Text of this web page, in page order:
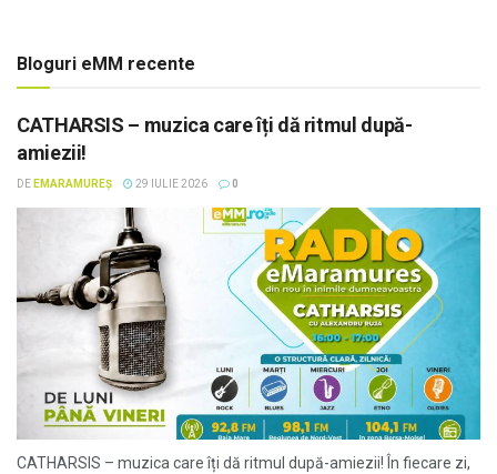
Bloguri eMM recente
CATHARSIS – muzica care îți dă ritmul după-
amiezii!
DE EMARAMUREȘ 29 IULIE 2026 0
CATHARSIS – muzica care îți dă ritmul după-amiezii! În fiecare zi,